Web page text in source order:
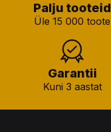
Palju tooteid
Üle 15 000 toote
Garantii
Kuni 3 aastat